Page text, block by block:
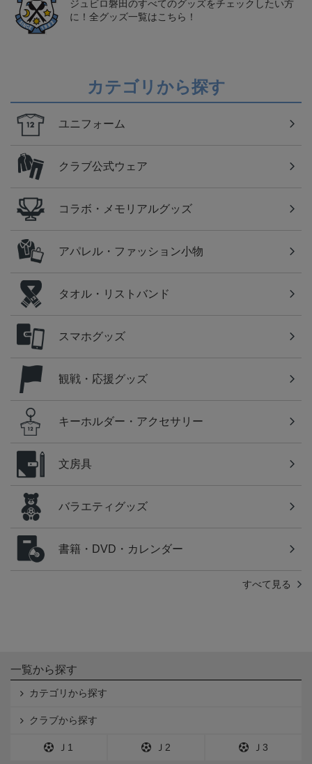
ジュビロ磐田のすべてのグッズをチェックしたい方
に！全グッズ一覧はこちら！
カテゴリから探す
ユニフォーム
クラブ公式ウェア
コラボ・メモリアルグッズ
アパレル・ファッション小物
タオル・リストバンド
スマホグッズ
観戦・応援グッズ
キーホルダー・アクセサリー
文房具
バラエティグッズ
書籍・DVD・カレンダー
すべて見る
一覧から探す
カテゴリから探す
クラブから探す
Ｊ1 Ｊ2 Ｊ3